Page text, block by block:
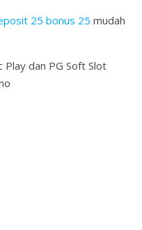
25 bonus 25 mudah
Play dan PG Soft Slot